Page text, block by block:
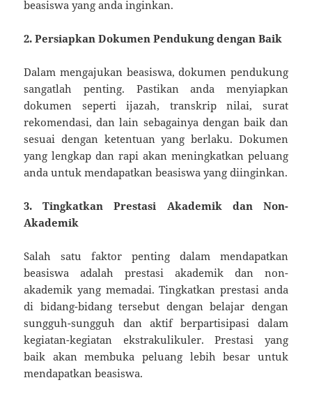
beasiswa yang anda inginkan.
2. Persiapkan Dokumen Pendukung dengan Baik
Dalam mengajukan beasiswa, dokumen pendukung
sangatlah penting. Pastikan anda menyiapkan
dokumen seperti ijazah, transkrip nilai, surat
rekomendasi, dan lain sebagainya dengan baik dan
sesuai dengan ketentuan yang berlaku. Dokumen
yang lengkap dan rapi akan meningkatkan peluang
anda untuk mendapatkan beasiswa yang diinginkan.
3. Tingkatkan Prestasi Akademik dan Non-
Akademik
Salah satu faktor penting dalam mendapatkan
beasiswa adalah prestasi akademik dan non-
akademik yang memadai. Tingkatkan prestasi anda
di bidang-bidang tersebut dengan belajar dengan
sungguh-sungguh dan aktif berpartisipasi dalam
kegiatan-kegiatan ekstrakulikuler. Prestasi yang
baik akan membuka peluang lebih besar untuk
mendapatkan beasiswa.